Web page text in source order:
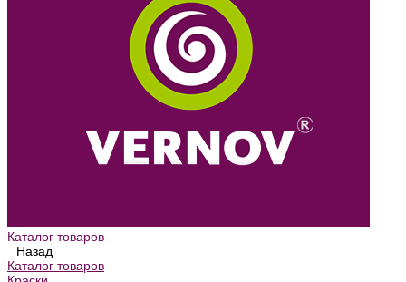
Каталог товаров
Назад
Каталог товаров